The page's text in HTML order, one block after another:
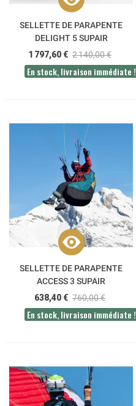
SELLETTE DE PARAPENTE
DELIGHT 5 SUPAIR
1 797,60 € 2 140,00 €
En stock, livraison immédiate !
SELLETTE DE PARAPENTE
ACCESS 3 SUPAIR
638,40 € 760,00 €
En stock, livraison immédiate !